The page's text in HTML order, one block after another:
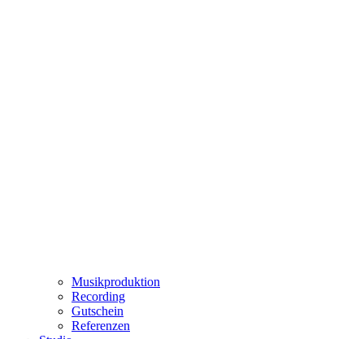
Musikproduktion
Recording
Gutschein
Referenzen